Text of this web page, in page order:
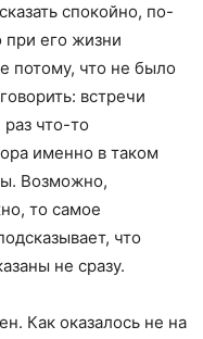
спокойно, по-
при его жизни
потому, что не было
встречи
что-то
именно в таком
Возможно,
то самое
что
не сразу.
Как оказалось не на